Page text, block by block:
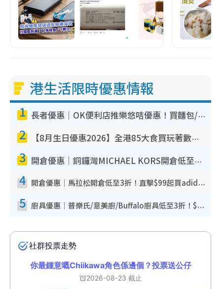
港生活限時優惠情報
1 長者優惠｜OK便利店推樂悠咭優惠！買麵包/牛奶/保健品拍卡即減
2 【8月生日優惠2026】全港85大食買玩著數攻略 自助餐/火鍋放題同行免費＋誠品/DONKI送現金券
3 開倉優惠｜銅鑼灣MICHAEL KORS開倉低至17折！直擊$500起買手袋/銀包/鞋款 必買經典Jet Set系列
4 開倉優惠｜馬拉松開倉低至3折！直擊$99起買adidas／New Balance／Puma鞋款 STANLEY保溫杯劈價至$119起
5 廚具優惠｜普樂氏/意美廚/Buffalo廚具低至3折！$89起買煎鍋／炒鑊／個人鍋 同場小家電激減至$99起